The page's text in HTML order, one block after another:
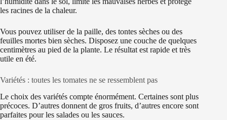
les racines de la chaleur.
Vous pouvez utiliser de la paille, des tontes sèches ou des
feuilles mortes bien sèches. Disposez une couche de quelques
centimètres au pied de la plante. Le résultat est rapide et très
utile en été.
Variétés : toutes les tomates ne se ressemblent pas
Le choix des variétés compte énormément. Certaines sont plus
précoces. D’autres donnent de gros fruits, d’autres encore sont
parfaites pour les salades ou les sauces.